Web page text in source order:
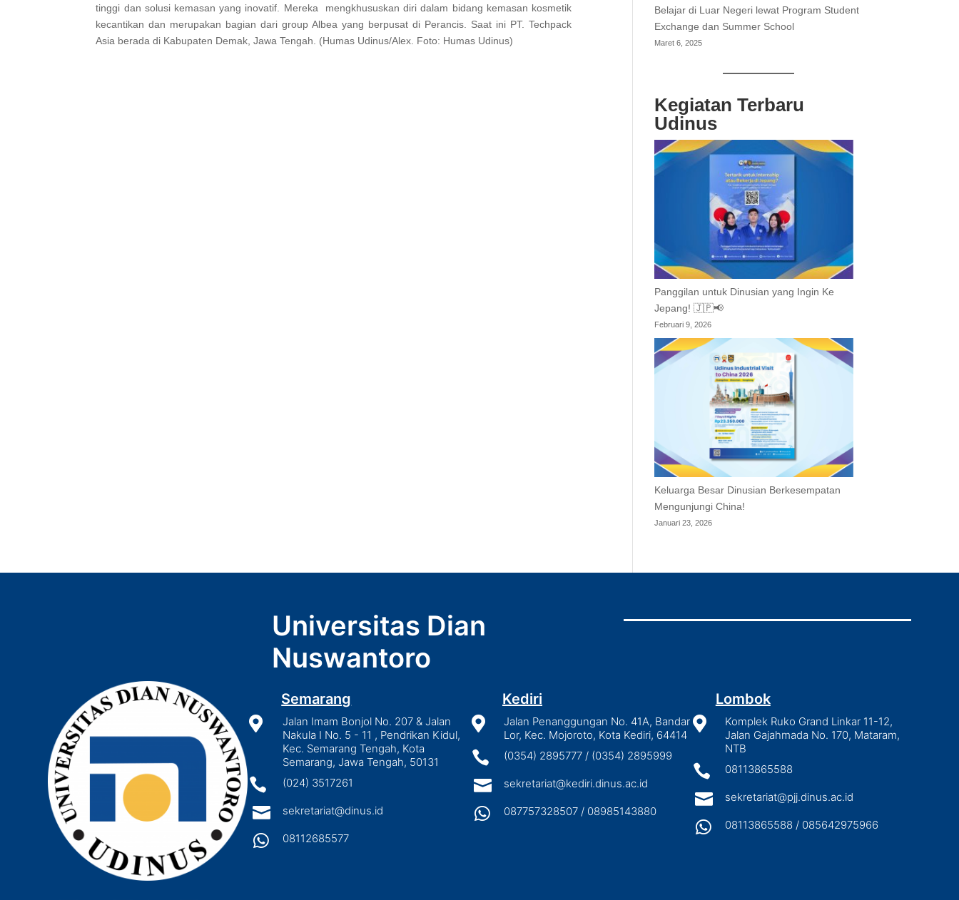
tinggi dan solusi kemasan yang inovatif. Mereka mengkhususkan diri dalam bidang kemasan kosmetik
kecantikan dan merupakan bagian dari group Albea yang berpusat di Perancis. Saat ini PT. Techpack
Asia berada di Kabupaten Demak, Jawa Tengah. (Humas Udinus/Alex. Foto: Humas Udinus)
Belajar di Luar Negeri lewat Program Student
Exchange dan Summer School
Maret 6, 2025
Kegiatan Terbaru
Udinus
Panggilan untuk Dinusian yang Ingin Ke
Jepang! 🇯🇵📢
Februari 9, 2026
Keluarga Besar Dinusian Berkesempatan
Mengunjungi China!
Januari 23, 2026
Universitas Dian
Nuswantoro
Semarang

Jalan Imam Bonjol No. 207 & Jalan
Nakula I No. 5 - 11 , Pendrikan Kidul,
Kec. Semarang Tengah, Kota
Semarang, Jawa Tengah, 50131
 (024) 3517261
 sekretariat@dinus.id
 08112685577
Kediri

Jalan Penanggungan No. 41A, Bandar
Lor, Kec. Mojoroto, Kota Kediri, 64414
 (0354) 2895777 / (0354) 2895999
 sekretariat@kediri.dinus.ac.id
 087757328507 / 08985143880
Lombok

Komplek Ruko Grand Linkar 11-12,
Jalan Gajahmada No. 170, Mataram,
NTB
 08113865588
 sekretariat@pjj.dinus.ac.id
 08113865588 / 085642975966